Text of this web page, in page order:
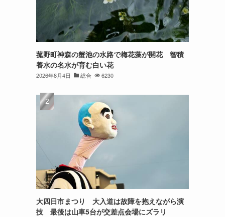
菰野町神森の蟹池の水路で梅花藻が開花 智積
養水の名水が育む白い花
2026年8月4日 総合 6230
大四日市まつり 大入道は故障を抱えながら演
技 最後は山車5台が交差点会場にズラリ